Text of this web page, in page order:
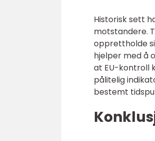
Historisk sett
motstandere.
opprettholde
hjelper med å
at EU-kontroll
pålitelig
bestemt